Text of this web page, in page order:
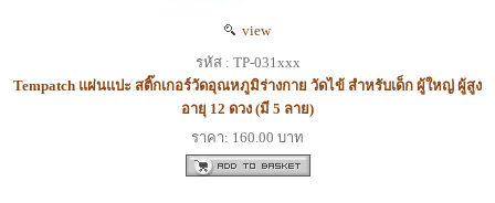
view
รหัส : TP-031xxx
Tempatch แผ่นแปะ สติ๊กเกอร์วัดอุณหภูมิร่างกาย วัดไข้ สำหรับเด็ก ผู้ใหญ่ ผู้สูง
อายุ 12 ดวง (มี 5 ลาย)
ราคา: 160.00 บาท